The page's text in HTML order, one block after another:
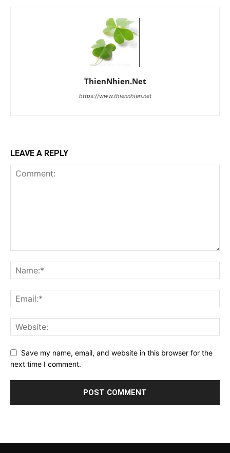
ThienNhien.Net
https://www.thiennhien.net
LEAVE A REPLY
Save my name, email, and website in this browser for the
next time I comment.